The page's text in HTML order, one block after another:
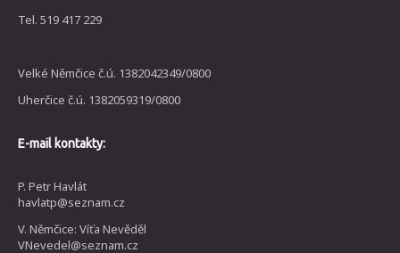
Tel. 519 417 229
Velké Němčice č.ú. 1382042349/0800
Uherčice č.ú. 1382059319/0800
E-mail kontakty:
P. Petr Havlát
havlatp@seznam.cz
V. Němčice: Víťa Nevěděl
VNevedel@seznam.cz